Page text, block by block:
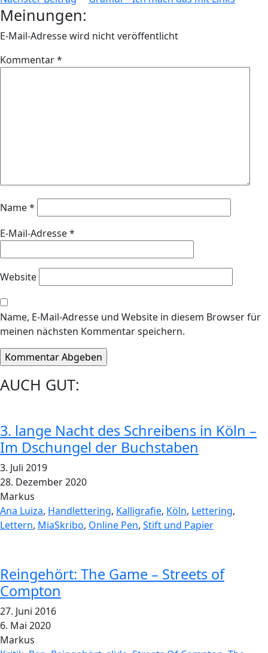
Meinungen:
E-Mail-Adresse wird nicht veröffentlicht
Kommentar*
Name*
E-Mail-Adresse*
Website
Name, E-Mail-Adresse und Website in diesem Browser für
meinen nächsten Kommentar speichern.
AUCH GUT:
3. lange Nacht des Schreibens in Köln –
Im Dschungel der Buchstaben
3. Juli 2019
28. Dezember 2020
Markus
Ana Luiza, Handlettering, Kalligrafie, Köln, Lettering,
Lettern, MiaSkribo, Online Pen, Stift und Papier
Reingehört: The Game – Streets of
Compton
27. Juni 2016
6. Mai 2020
Markus